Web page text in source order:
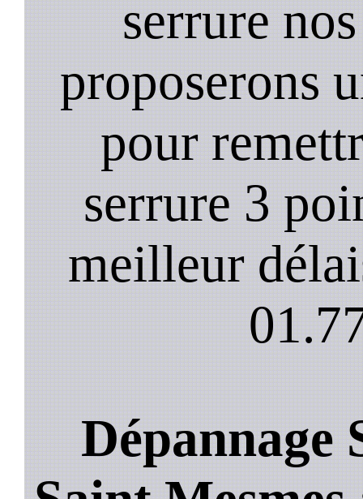
serrure
proposerons
pour
serrure 3
meilleur
Dépannage